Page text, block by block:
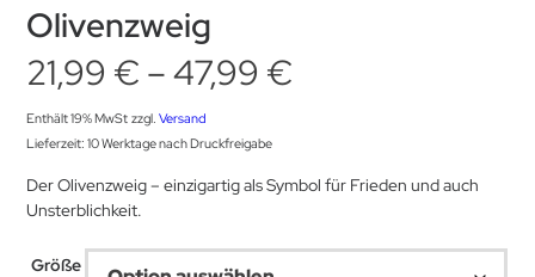
Olivenzweig
21,99 € –47,99 €
bis
Enthält 19% MwSt zzgl.Versand
Lieferzeit: 10 Werktage nach Druckfreigabe
Der Olivenzweig – einzigartig als Symbol für Frieden und auch
Unsterblichkeit.
Größe